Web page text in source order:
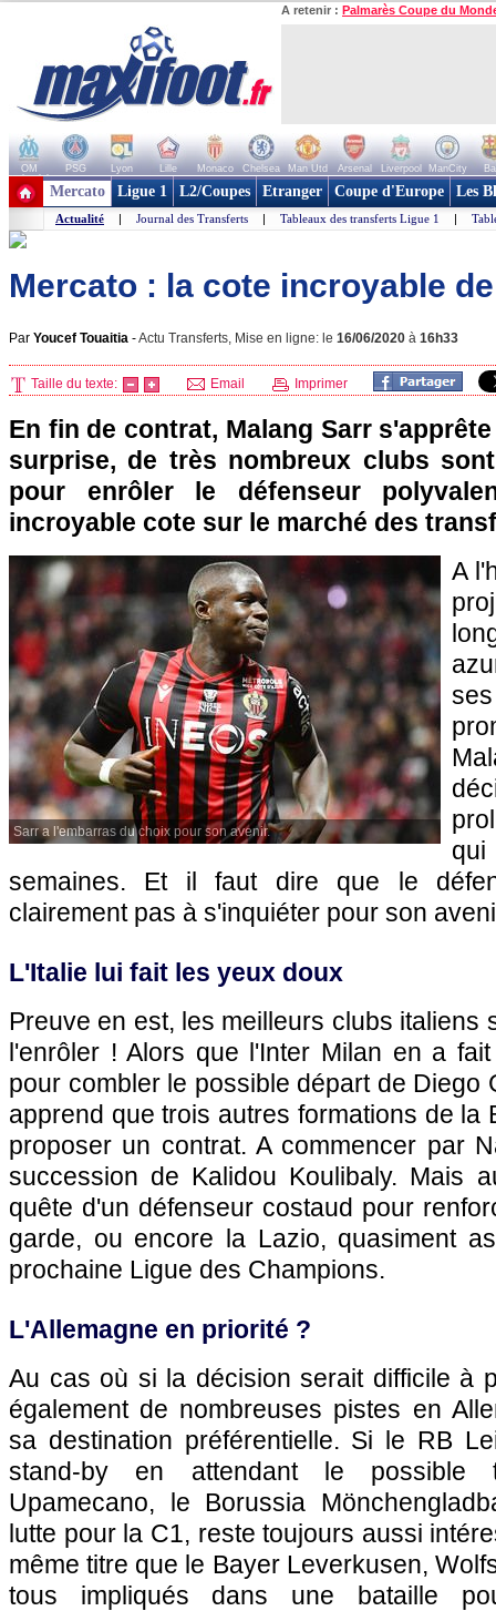
A retenir : Palmarès Coupe du
OM PSG Lyon Lille Monaco Chelsea Man Utd Arsenal Liverpool ManCity
+ de clubs
Mercato Ligue 1 L2/Coupes Etranger Coupe d'Europe Les
Actualité | Journal des Transferts | Tableaux des transferts Ligue 1 |
Mercato : la cote incroyable
Par Youcef Touaitia -Actu Transferts, Mise en ligne: le 16/06/2020 à 16h33
Taille du texte: Email Imprimer
En fin de contrat, Malang Sarr
surprise, de très nombreux clubs
pour enrôler le défenseur
incroyable cote sur le marché des
Sarr a l'embarras du choix pour son avenir.
A
semaines. Et il faut dire que le
clairement pas à s'inquiéter pour son
L'Italie lui fait les yeux doux
Preuve en est, les meilleurs clubs italiens
l'enrôler ! Alors que l'Inter Milan en a
pour combler le possible départ de Diego
apprend que trois autres formations de la
proposer un contrat. A commencer par
succession de Kalidou Koulibaly. Mais
quête d'un défenseur costaud pour
garde, ou encore la Lazio, quasiment
prochaine Ligue des Champions.
L'Allemagne en priorité ?
Au cas où si la décision serait difficile à
également de nombreuses pistes en
sa destination préférentielle. Si le RB
stand-by en attendant le possible
Upamecano, le Borussia
lutte pour la C1, reste toujours aussi
même titre que le Bayer Leverkusen,
tous impliqués dans une bataille